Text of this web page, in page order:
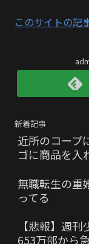
このサイトの記
新着記事
近所のコープ
ゴに商品を入
無職転生の重
ってる
【悲報】週
653万部から